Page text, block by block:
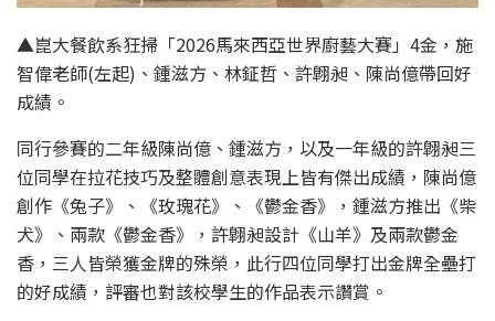
▲崑大餐飲系狂掃「2026馬來西亞世界廚藝大賽」4金，施
智偉老師(左起)、鍾滋方、林鉦哲、許翺昶、陳尚億帶回好
成績。
同行參賽的二年級陳尚億、鍾滋方，以及一年級的許翺昶三
位同學在拉花技巧及整體創意表現上皆有傑出成績，陳尚億
創作《兔子》、《玫瑰花》、《鬱金香》，鍾滋方推出《柴
犬》、兩款《鬱金香》，許翺昶設計《山羊》及兩款鬱金
香，三人皆榮獲金牌的殊榮，此行四位同學打出金牌全壘打
的好成績，評審也對該校學生的作品表示讚賞。